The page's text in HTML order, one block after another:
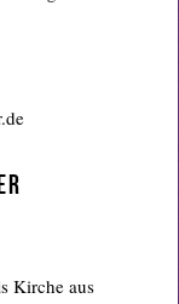
Kirche aus